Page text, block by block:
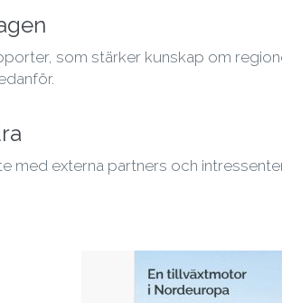
som stärker kunskap om
med externa partners och